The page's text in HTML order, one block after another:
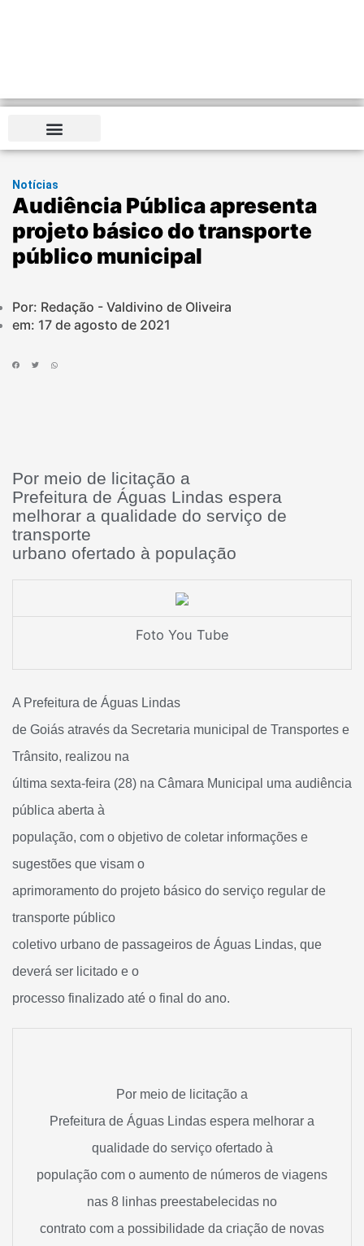
Notícias
Audiência Pública apresenta
projeto básico do transporte
público municipal
Por: Redação - Valdivino de Oliveira
em: 17 de agosto de 2021
Por meio de licitação a
Prefeitura de Águas Lindas espera
melhorar a qualidade do serviço de
transporte
urbano ofertado à população
Foto You Tube
A Prefeitura de Águas Lindas
de Goiás através da Secretaria municipal de Transportes e
Trânsito, realizou na
última sexta-feira (28) na Câmara Municipal uma audiência
pública aberta à
população, com o objetivo de coletar informações e
sugestões que visam o
aprimoramento do projeto básico do serviço regular de
transporte público
coletivo urbano de passageiros de Águas Lindas, que
deverá ser licitado e o
processo finalizado até o final do ano.
Por meio de licitação a
Prefeitura de Águas Lindas espera melhorar a
qualidade do serviço ofertado à
população com o aumento de números de viagens
nas 8 linhas preestabelecidas no
contrato com a possibilidade da criação de novas